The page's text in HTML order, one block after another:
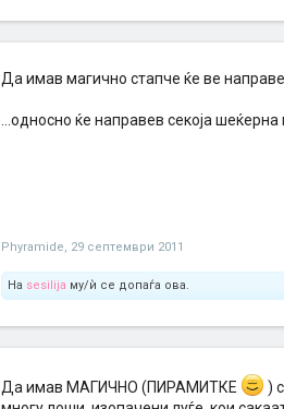
Да имав магично стапче ќе ве
...односно ќе направев секоја
Phyramide, 29 септември 2011
На sesilija му/ѝ се допаѓа ова.
Да имав МАГИЧНО (ПИРАМИТКЕ
)